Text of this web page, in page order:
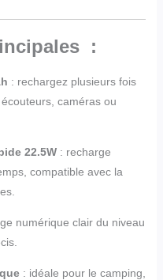
:
: rechargez plusieurs fois
caméras ou
22.5W: recharge
compatible avec la
numérique clair du niveau
: idéale pour le camping,